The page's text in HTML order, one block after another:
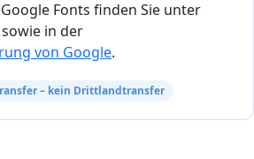
Fonts finden Sie unter
sowie in der
von Google.
– kein Drittlandtransfer